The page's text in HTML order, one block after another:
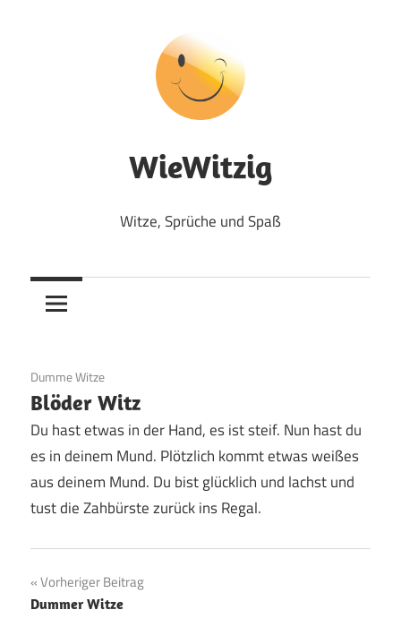
WieWitzig
Witze, Sprüche und Spaß
19. Juni 2020
Dumme Witze
Blöder Witz
Du hast etwas in der Hand, es ist steif. Nun hast du
es in deinem Mund. Plötzlich kommt etwas weißes
aus deinem Mund. Du bist glücklich und lachst und
tust die Zahbürste zurück ins Regal.
Beitragsnavigation
Vorheriger Beitrag
Dummer Witze